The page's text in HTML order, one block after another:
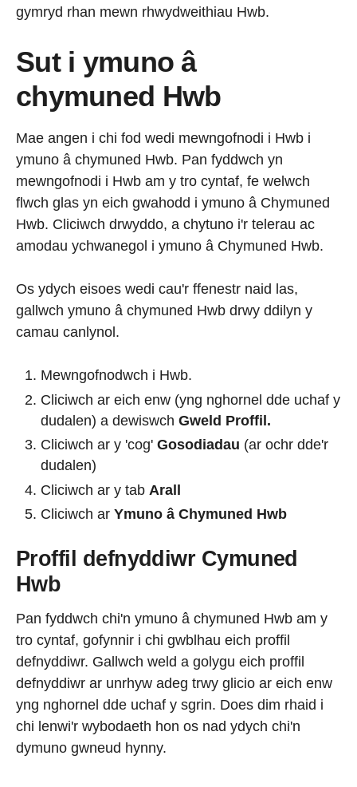
gymryd rhan mewn rhwydweithiau Hwb.
Sut i ymuno â
chymuned Hwb
Mae angen i chi fod wedi mewngofnodi i Hwb i
ymuno â chymuned Hwb. Pan fyddwch yn
mewngofnodi i Hwb am y tro cyntaf, fe welwch
flwch glas yn eich gwahodd i ymuno â Chymuned
Hwb. Cliciwch drwyddo, a chytuno i'r telerau ac
amodau ychwanegol i ymuno â Chymuned Hwb.
Os ydych eisoes wedi cau'r ffenestr naid las,
gallwch ymuno â chymuned Hwb drwy ddilyn y
camau canlynol.
Mewngofnodwch i Hwb.
Cliciwch ar eich enw (yng nghornel dde uchaf y
dudalen) a dewiswch Gweld Proffil.
Cliciwch ar y 'cog' Gosodiadau (ar ochr dde'r
dudalen)
Cliciwch ar y tab Arall
Cliciwch ar Ymuno â Chymuned Hwb
Proffil defnyddiwr Cymuned
Hwb
Pan fyddwch chi'n ymuno â chymuned Hwb am y
tro cyntaf, gofynnir i chi gwblhau eich proffil
defnyddiwr. Gallwch weld a golygu eich proffil
defnyddiwr ar unrhyw adeg trwy glicio ar eich enw
yng nghornel dde uchaf y sgrin. Does dim rhaid i
chi lenwi'r wybodaeth hon os nad ydych chi'n
dymuno gwneud hynny.